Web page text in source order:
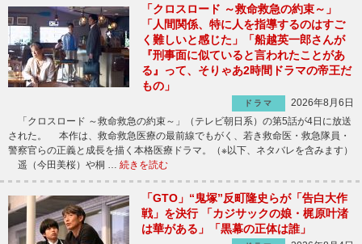
「クロスロード ～救命救急の約束～」
「人間関係、特に人を指導するのはすご
く難しいと感じた」「船越英一郎さんが
『刑事面に似ていると言われたことがあ
る』って、そりゃあ2時間ドラマの帝王だ
もの」
ドラマ
2026年8月6日
「クロスロード ～救命救急の約束～」（テレビ朝日系）の第5話が4日に放送
された。 本作は、救命救急医療の最前線でもがく、若き救命医・救急隊員・
警察官らの正義と成長を描く本格医療ドラマ。（※以下、ネタバレを含みます）
遥（今田美桜）や桐 … 続きを読む
「GTO」“鬼塚”反町隆史らが「告白大作
戦」を決行 「カジサックの娘・梶原叶渚
は華がある」「黒幕の正体は誰」